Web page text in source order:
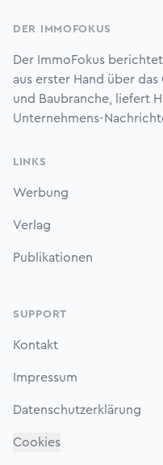
DER IMMOFOKUS
Der ImmoFokus
aus erster Hand über
und Baubranche, liefert
Unternehmens-
LINKS
Werbung
Verlag
Publikationen
SUPPORT
Kontakt
Impressum
Datenschutzerklärung
Cookies